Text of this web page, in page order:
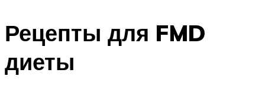
Рецепты для FMD
диеты